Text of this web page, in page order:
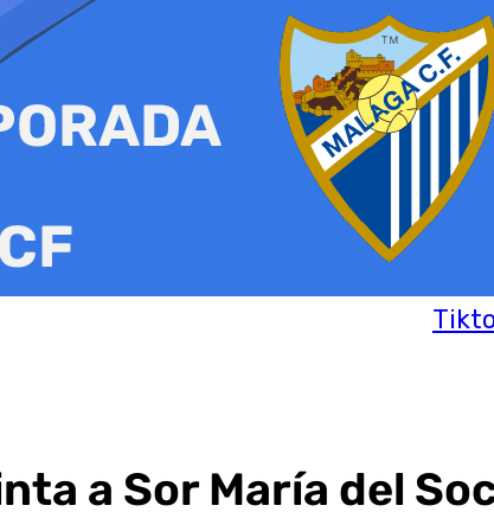
a Sor María del